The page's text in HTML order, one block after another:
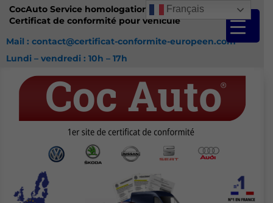
CocAuto Service homologation France
Certificat de conformité pour véhicule
Mail : contact@certificat-conformite-europeen.com
Lundi – vendredi : 10h – 17h
Français